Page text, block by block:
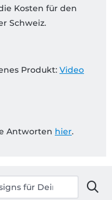
Kosten für den
Schweiz.
Produkt: Video
Antworten hier.